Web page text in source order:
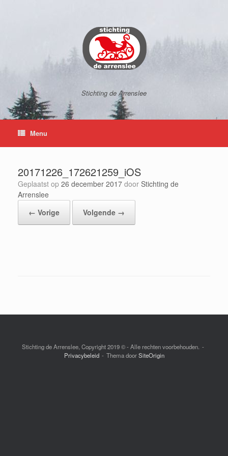
Stichting de Arrenslee
Menu
20171226_172621259_iOS
Geplaatst op 26 december 2017 door Stichting de
Arrenslee
← Vorige
Volgende →
Stichting de Arrenslee, Copyright 2019 © - Alle rechten voorbehouden.
Privacybeleid
Thema doorSiteOrigin